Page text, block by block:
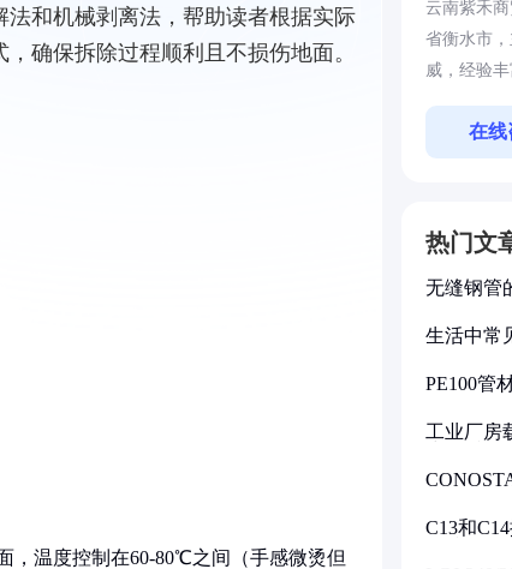
法和机械剥离法，帮助读者根据实际
确保拆除过程顺利且不损伤地面。
，温度控制在60-80℃之间（手感微烫但
云南紫禾
省衡水市
威，经验丰
在线
热门文
无缝钢管
生活中常
PE100管
工业厂房
C13和